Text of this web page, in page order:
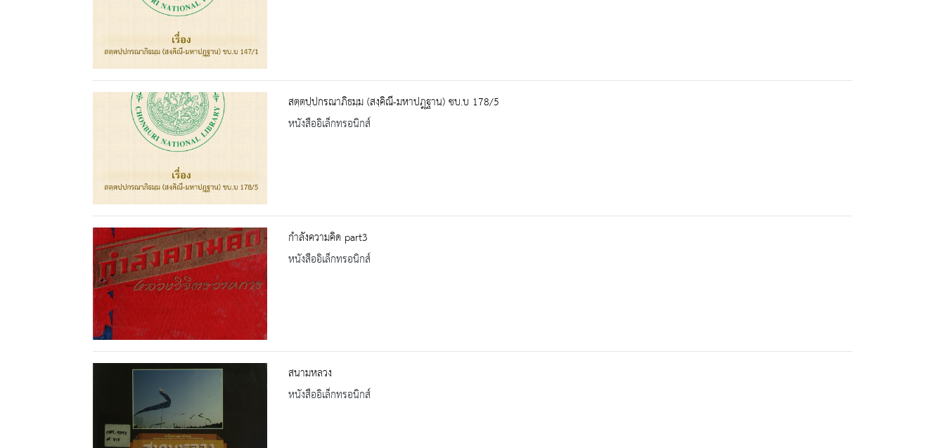
สตฺตปฺปกรณาภิธมฺม (สงฺคิณี-มหาปฎฺฐาน) ชบ.บ 178/5
หนังสืออิเล็กทรอนิกส์
กำลังความคิด part3
หนังสืออิเล็กทรอนิกส์
สนามหลวง
หนังสืออิเล็กทรอนิกส์